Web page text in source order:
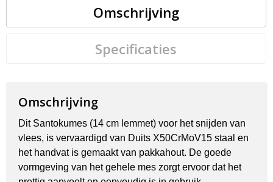
Omschrijving
Specificaties
Omschrijving
Dit Santokumes (14 cm lemmet) voor het snijden van
vlees, is vervaardigd van Duits X50CrMoV15 staal en
het handvat is gemaakt van pakkahout. De goede
vormgeving van het gehele mes zorgt ervoor dat het